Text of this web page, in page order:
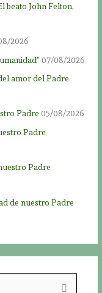
beato John Felton,
2026
07/08/2026
amor del Padre
Padre 05/08/2026
Padre
Padre
de nuestro Padre